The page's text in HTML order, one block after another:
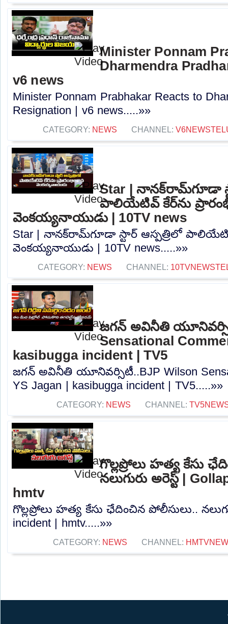
Minister Ponnam
Dharmendra
v6 news
Minister Ponnam Prabhakar Reacts to
Resignation | v6 news.....»»
CATEGORY: NEWS CHANNEL:
Star | నానక్‌రామ్‌గూడా
పాలియేటివ్ కేర్‌ను
వెంకయ్యనాయుడు | 10TV news
Star | నానక్‌రామ్‌గూడా స్టార్ ఆస్పత్రిలో
వెంకయ్యనాయుడు | 10TV news.....»»
CATEGORY: NEWS CHANNEL:
జగన్ అవినీతి
Sensational
kasibugga incident | TV5
జగన్ అవినీతి యూనివర్సిటీ..BJP Wilson
YS Jagan | kasibugga incident | TV5.....»»
CATEGORY: NEWS CHANNEL:
గొల్లప్రోలు హత్య కేసు
నలుగురు అరెస్ట్ |
hmtv
గొల్లప్రోలు హత్య కేసు ఛేదించిన పోలీసులు..
incident | hmtv.....»»
CATEGORY: NEWS CHANNEL: